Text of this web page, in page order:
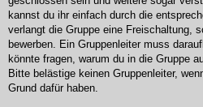
kannst du ihr einfach durch die
verlangt die Gruppe eine Freischaltung,
bewerben. Ein Gruppenleiter muss
könnte fragen, warum du in die Gruppe
Bitte belästige keinen Gruppenleiter,
Grund dafür haben.